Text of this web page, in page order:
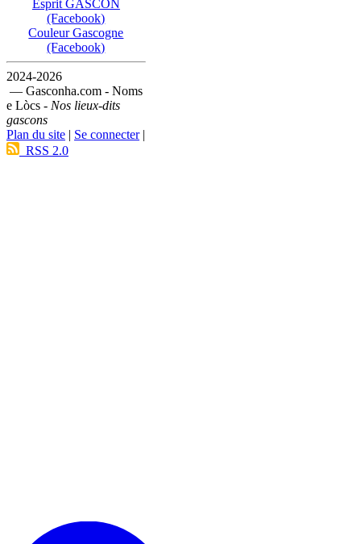
Esprit GASCON
(Facebook)
Couleur Gascogne
(Facebook)
2024-2026
— Gasconha.com - Noms
e Lòcs - Nos lieux-dits
gascons
Plan du site | Se connecter|
RSS 2.0